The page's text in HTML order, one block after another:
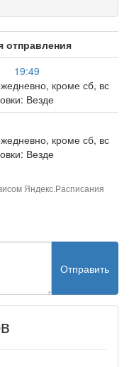
отправления
19:49
кроме сб, вс
Везде
кроме сб, вс
Везде
Яндекс.Расписания
Отправить